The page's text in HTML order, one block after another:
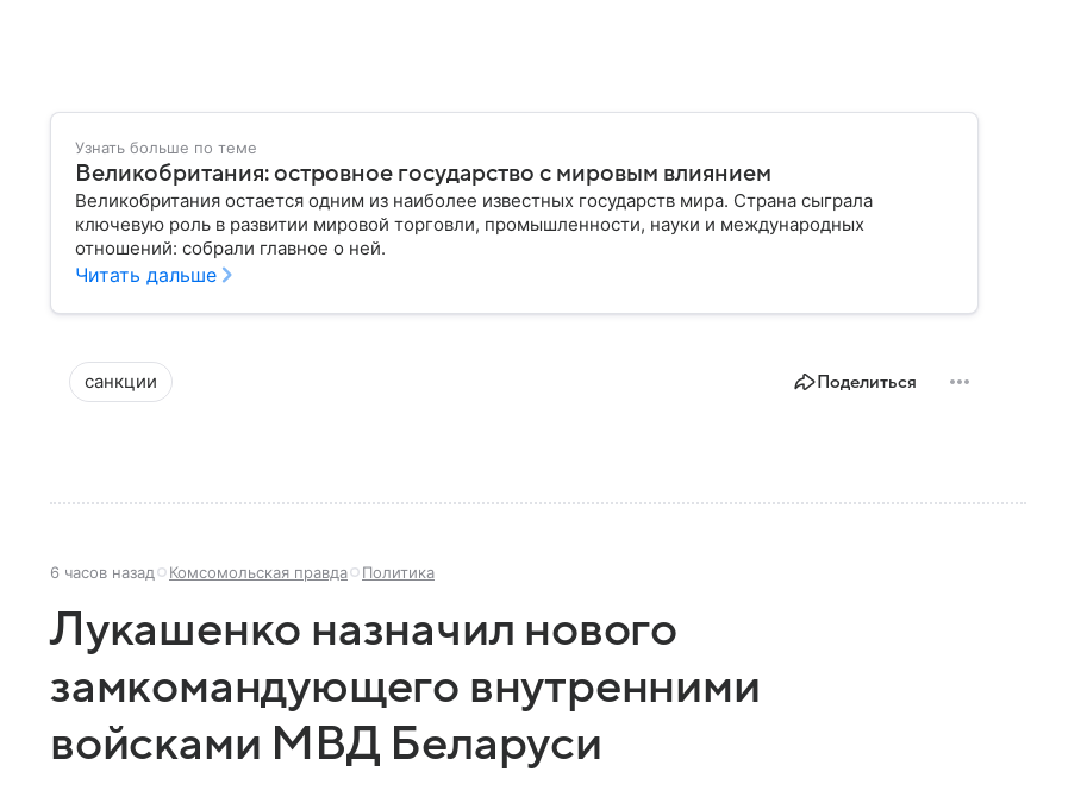
Узнать больше по теме
Великобритания: островное государство с мировым влиянием
Великобритания остается одним из наиболее известных государств мира. Страна сыграла
ключевую роль в развитии мировой торговли, промышленности, науки и международных
отношений: собрали главное о ней.
Читать дальше
санкции Поделиться
6 часов назад Комсомольская правда Политика
Лукашенко назначил нового
замкомандующего внутренними
войсками МВД Беларуси